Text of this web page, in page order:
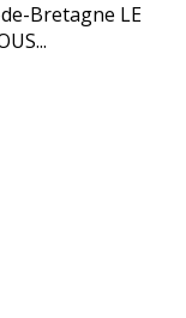
Bretagne LE